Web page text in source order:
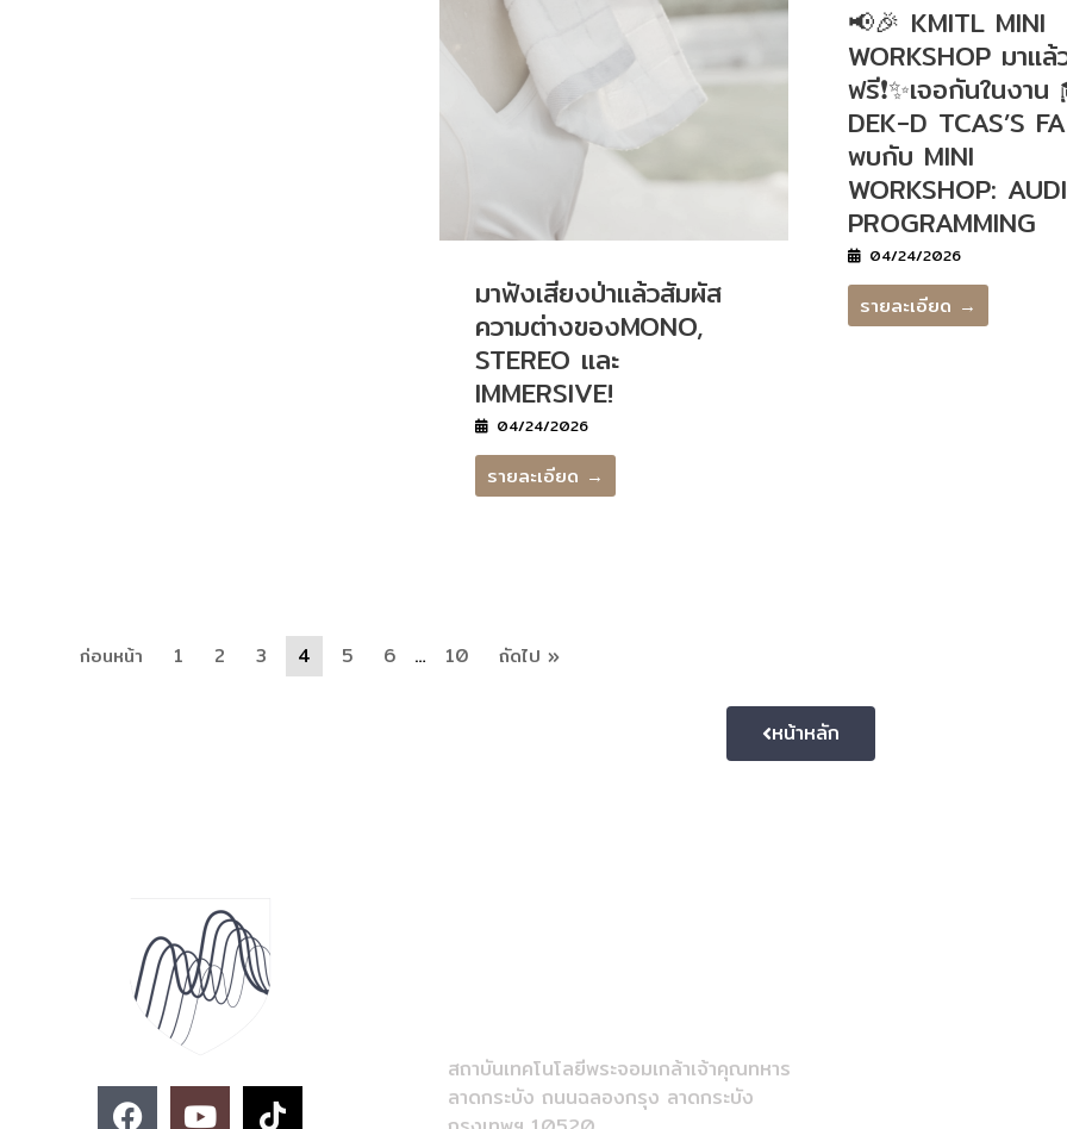
มาฟังเสียงป่าแล้วสัมผัส
ความต่างของMONO,
STEREO และ
IMMERSIVE!
04/24/2026
รายละเอียด →
📢🎉 KMITL MINI
WORKSHOP มาแล้
ฟรี❗️✨เจอกันในงา
DEK-D TCAS’S
พบกับ MINI
WORKSHOP:
PROGRAMMING
04/24/2026
รายละเอียด →
ก่อนหน้า 1 2 3 4 5 6 … 10 ถัดไป »
หน้าหลัก
F Y T
สถาบันเทคโนโลยีพระจอมเกล้าเจ้าคุณทหาร
ลาดกระบัง ถนนฉลองกรุง ลาดกระบัง